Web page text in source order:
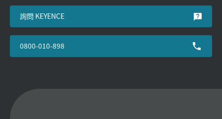
詢問 KEYENCE
0800-010-898